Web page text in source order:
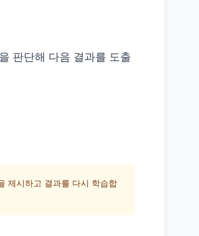
판단해 다음 결과를 도출
제시하고 결과를 다시 학습합